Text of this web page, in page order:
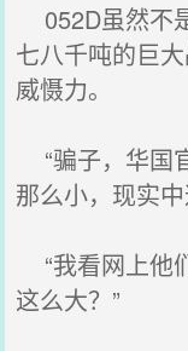
052D虽然不
七八千吨的巨
威慑力。
“骗子，华国
那么小，现实
“我看网上他
这么大？”